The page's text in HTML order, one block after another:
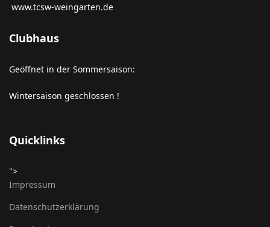
www.tcsw-weingarten.de
Clubhaus
Geöffnet in der Sommersaison:
Wintersaison geschlossen !
Quicklinks
">
Impressum
Datenschutzerklärung